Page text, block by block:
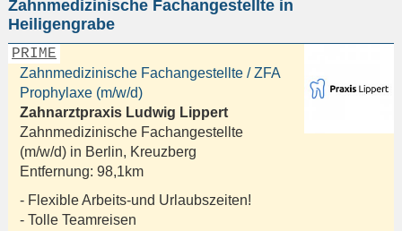
eingeben
Zahnmedizinische Fachangestellte in
Heiligengrabe
PRIME
Zahnmedizinische Fachangestellte / ZFA
Prophylaxe (m/w/d)
Zahnarztpraxis Ludwig Lippert
Zahnmedizinische Fachangestellte
(m/w/d) in Berlin, Kreuzberg
Entfernung: 98,1km
- Flexible Arbeits-und Urlaubszeiten!
- Tolle Teamreisen